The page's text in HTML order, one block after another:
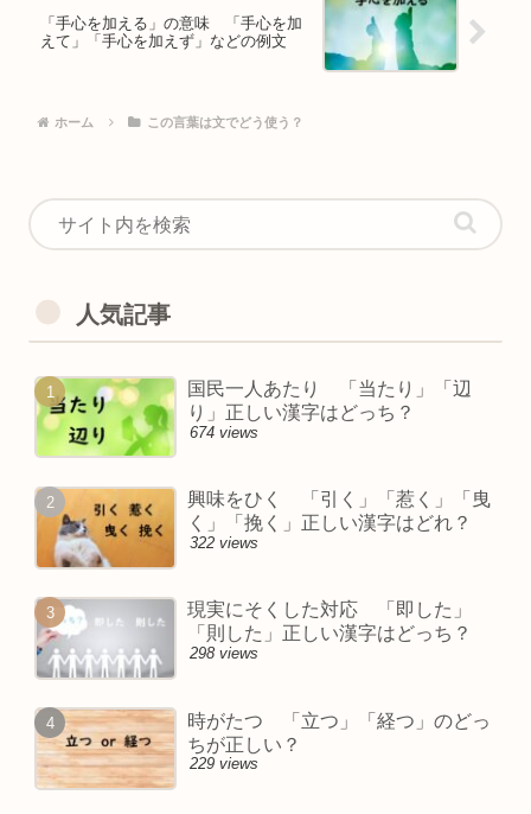
「手心を加える」の意味 「手心を加
えて」「手心を加えず」などの例文
ホーム この言葉は文でどう使う？
人気記事
国民一人あたり 「当たり」「辺
り」正しい漢字はどっち？
674 views
興味をひく 「引く」「惹く」「曳
く」「挽く」正しい漢字はどれ？
322 views
現実にそくした対応 「即した」
「則した」正しい漢字はどっち？
298 views
時がたつ 「立つ」「経つ」のどっ
ちが正しい？
229 views